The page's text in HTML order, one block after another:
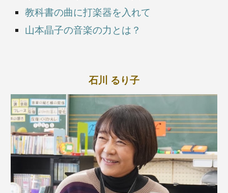
教科書の曲に打楽器を入れて
山本晶子の音楽の力とは？
石川 るり子